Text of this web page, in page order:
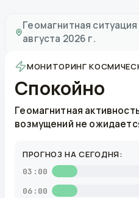
Геомагнитная ситуация
августа 2026 г.
МОНИТОРИНГ
Спокойно
Геомагнитная
возмущений не
ПРОГНОЗ НА СЕГОДНЯ:
03:00
06:00